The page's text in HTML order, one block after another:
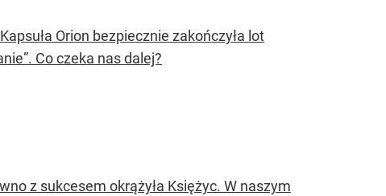
Orion bezpiecznie zakończyła lot
Co czeka nas dalej?
z sukcesem okrążyła Księżyc. W naszym